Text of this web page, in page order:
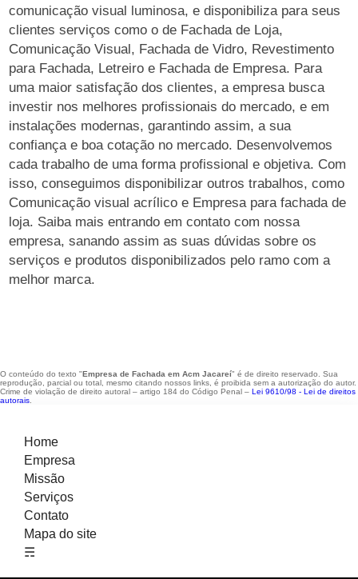
comunicação visual luminosa, e disponibiliza para seus
clientes serviços como o de Fachada de Loja,
Comunicação Visual, Fachada de Vidro, Revestimento
para Fachada, Letreiro e Fachada de Empresa. Para
uma maior satisfação dos clientes, a empresa busca
investir nos melhores profissionais do mercado, e em
instalações modernas, garantindo assim, a sua
confiança e boa cotação no mercado. Desenvolvemos
cada trabalho de uma forma profissional e objetiva. Com
isso, conseguimos disponibilizar outros trabalhos, como
Comunicação visual acrílico e Empresa para fachada de
loja. Saiba mais entrando em contato com nossa
empresa, sanando assim as suas dúvidas sobre os
serviços e produtos disponibilizados pelo ramo com a
melhor marca.
O conteúdo do texto "Empresa de Fachada em Acm Jacareí" é de direito reservado. Sua
reprodução, parcial ou total, mesmo citando nossos links, é proibida sem a autorização do autor.
Crime de violação de direito autoral – artigo 184 do Código Penal – Lei 9610/98 - Lei de direitos
autorais
Home
Empresa
Missão
Serviços
Contato
Mapa do site
☴